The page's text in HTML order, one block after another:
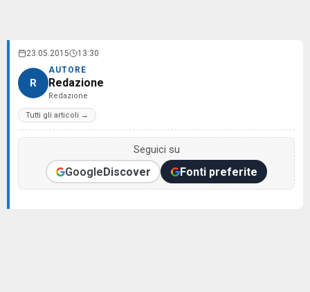
23.05.2015 13:30
R
AUTORE
Redazione
Redazione
Tutti gli articoli →
Seguici su
GoogleDiscover Fonti preferite